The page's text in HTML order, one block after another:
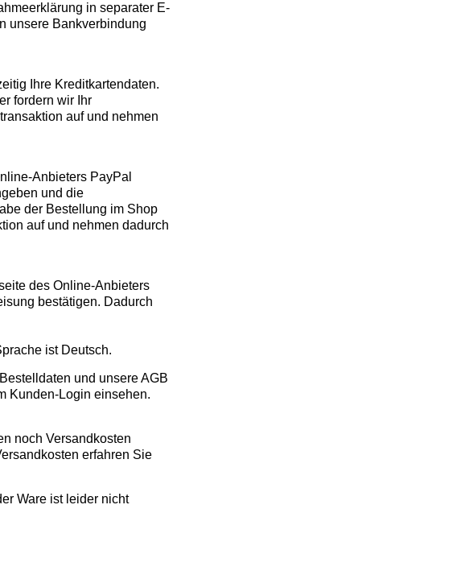
in separater E-
unsere Bankverbindung
Ihre Kreditkartendaten.
fordern wir Ihr
auf und nehmen
Anbieters PayPal
und die
der Bestellung im Shop
auf und nehmen dadurch
des Online-Anbieters
bestätigen. Dadurch
ist Deutsch.
und unsere AGB
Kunden-Login einsehen.
noch Versandkosten
erfahren Sie
Ware ist leider nicht